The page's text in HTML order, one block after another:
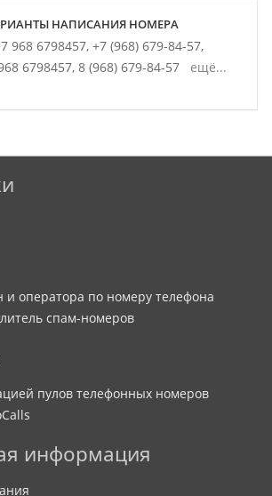
НАПИСАНИЯ НОМЕРА
968 6798457, +7 (968) 679-84-57,
6798457, 8 (968) 679-84-57 ещё...
и оператора по номеру телефона
спам-номеров
пулов телефонных номеров
информация